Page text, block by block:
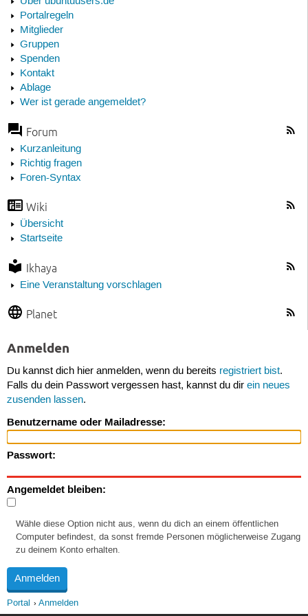
Portalregeln
Mitglieder
Gruppen
Spenden
Kontakt
Ablage
Wer ist gerade angemeldet?
Forum
Kurzanleitung
Richtig fragen
Foren-Syntax
Wiki
Übersicht
Startseite
Ikhaya
Eine Veranstaltung vorschlagen
Planet
Anmelden
Du kannst dich hier anmelden, wenn du bereits registriert bist.
Falls du dein Passwort vergessen hast, kannst du dir ein neues
zusenden lassen.
Benutzername oder Mailadresse:
Passwort:
Angemeldet bleiben:
Wähle diese Option nicht aus, wenn du dich an einem öffentlichen
Computer befindest, da sonst fremde Personen möglicherweise Zugang
zu deinem Konto erhalten.
Portal Anmelden